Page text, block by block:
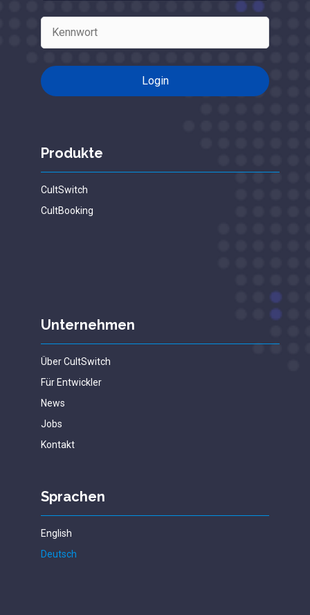
Produkte
CultSwitch
CultBooking
Unternehmen
Über CultSwitch
Für Entwickler
News
Jobs
Kontakt
Sprachen
English
Deutsch